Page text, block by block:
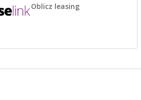
Oblicz leasing